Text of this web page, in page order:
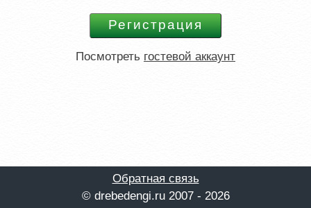
Посмотреть гостевой аккаунт
Обратная связь
© drebedengi.ru 2007 - 2026